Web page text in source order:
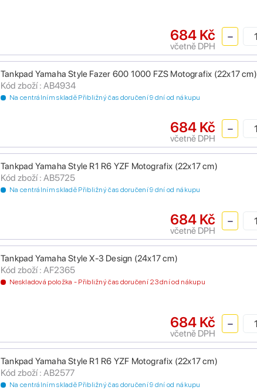
684 Kč
včetně DPH
Tankpad Yamaha Style Fazer 600 1000 FZS Motografix (22x17 cm)
Kód zboží : AB4934
Na centrálním skladě Přibližný čas doručení 9 dní od nákupu
684 Kč
včetně DPH
Tankpad Yamaha Style R1 R6 YZF Motografix (22x17 cm)
Kód zboží : AB5725
Na centrálním skladě Přibližný čas doručení 9 dní od nákupu
684 Kč
včetně DPH
Tankpad Yamaha Style X-3 Design (24x17 cm)
Kód zboží : AF2365
Neskladová položka - Přibližný čas doručení 23 dní od nákupu
684 Kč
včetně DPH
Tankpad Yamaha Style R1 R6 YZF Motografix (22x17 cm)
Kód zboží : AB2577
Na centrálním skladě Přibližný čas doručení 9 dní od nákupu